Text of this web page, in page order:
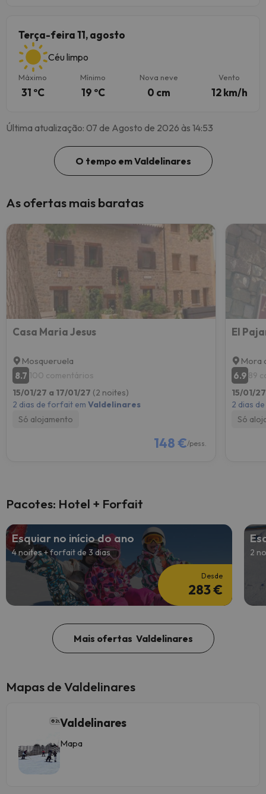
Terça-feira 11, agosto
Céu limpo
Máximo
31 ºC
Mínimo
19 ºC
Nova neve
0 cm
Vento
12 km/h
Última atualização: 07 de Agosto de 2026 às 14:53
O tempo em Valdelinares
As ofertas mais baratas
Casa Maria Jesus
Mosqueruela
8.7 100 comentários
15/01/27 a 17/01/27 (2 noites)
2 dias de forfait em Valdelinares
Só alojamento
148 €/pess.
El
Mora
6.9 89
15/01/
2 dias
Só
Pacotes: Hotel + Forfait
Esquiar no início do ano
4 noites + forfait de 3 dias
Desde
283 €
2
Mais ofertas Valdelinares
Mapas de Valdelinares
Valdelinares
Mapa